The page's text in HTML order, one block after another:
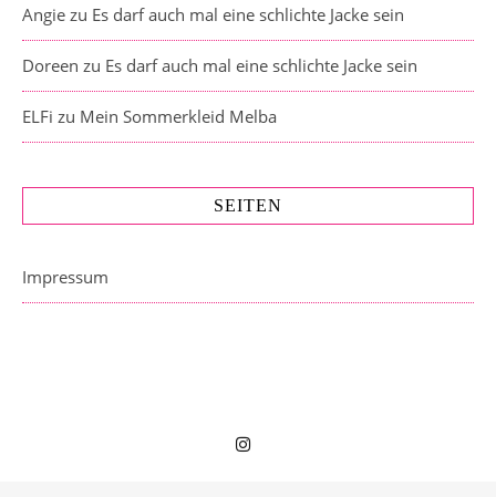
Angie zu Es darf auch mal eine schlichte Jacke sein
Doreen zu Es darf auch mal eine schlichte Jacke sein
ELFi zu Mein Sommerkleid Melba
SEITEN
Impressum